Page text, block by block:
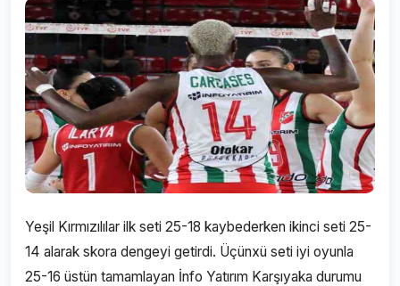
Yeşil Kırmızılılar ilk seti 25-18 kaybederken ikinci seti 25-
14 alarak skora dengeyi getirdi. Üçünxü seti iyi oyunla
25-16 üstün tamamlayan İnfo Yatırım Karşıyaka durumu